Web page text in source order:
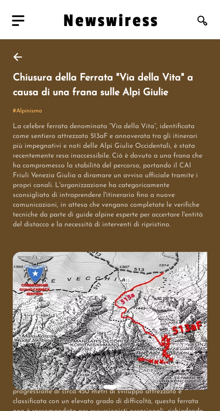
Chiusura della Ferrata "Via della Vita" a
causa di una frana sulle Alpi Giulie
#Alpinismo
La celebre ferrata denominata “Via della Vita”, identificata
come sentiero attrezzato 513aF e annoverata tra gli itinerari
più impegnativi e noti delle Alpi Giulie Occidentali, è stata
recentemente resa inaccessibile. Ciò è dovuto a una frana che
ha compromesso la stabilità del percorso, portando il CAI
Friuli Venezia Giulia a diramare un avviso ufficiale tramite i
propri canali. L'organizzazione ha categoricamente
sconsigliato di intraprendere l'itinerario fino a nuove
comunicazioni, in attesa che vengano completate le verifiche
tecniche da parte di guide alpine esperte per accertare l'entità
del distacco e la necessità di interventi di ripristino.
Questo percorso si snoda nel cuore del massiccio del Mangart,
in prossimità dei Laghi di Fusine nella provincia di Udine, e si
estende lungo la parete occidentale della Veunza, culminando
al Bivacco Alberto Busettini. Caratterizzata da una
progressione di circa 450 metri di sviluppo attrezzato e
classificata con un elevato grado di difficoltà, questa ferrata